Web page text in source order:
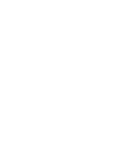
，快来了解一下！